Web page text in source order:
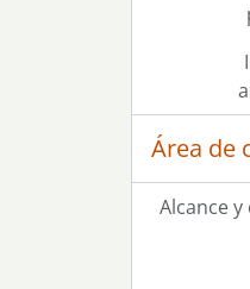
Área de
Alcance